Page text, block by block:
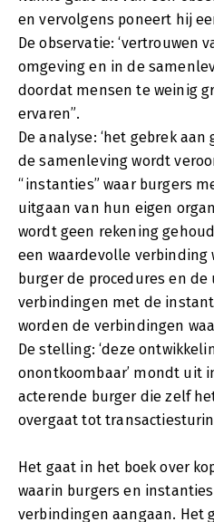
en vervolgens poneert hij
De observatie: ‘vertrouwen
omgeving en in de
doordat mensen te weinig
ervaren”.
De analyse: ‘het gebrek
de samenleving wordt
“instanties” waar burgers
uitgaan van hun eigen
wordt geen rekening
een waardevolle verbinding
burger de procedures en
verbindingen met de
worden de verbindingen
De stelling: ‘deze
onontkoombaar’ mondt uit
acterende burger die zelf
overgaat tot
Het gaat in het boek over
waarin burgers en
verbindingen aangaan. Het